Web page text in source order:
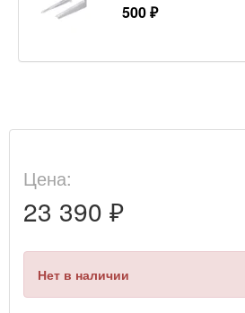
500 ₽
Цена:
23 390 ₽
Нет в наличии